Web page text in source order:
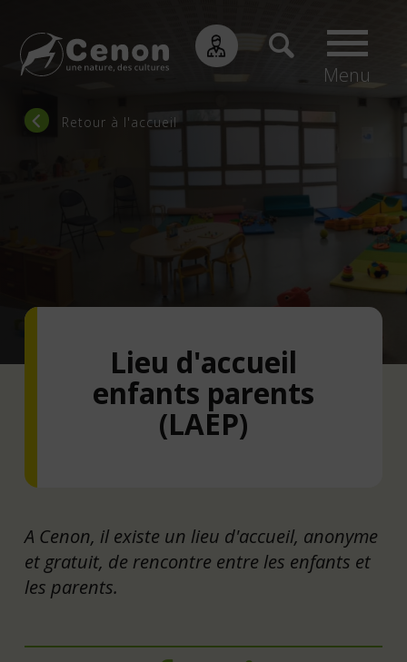
Menu
Fil
Retour à l'accueil
Lieu d'accueil
enfants parents
(LAEP)
A Cenon, il existe un lieu d'accueil, anonyme
et gratuit, de rencontre entre les enfants et
les parents.